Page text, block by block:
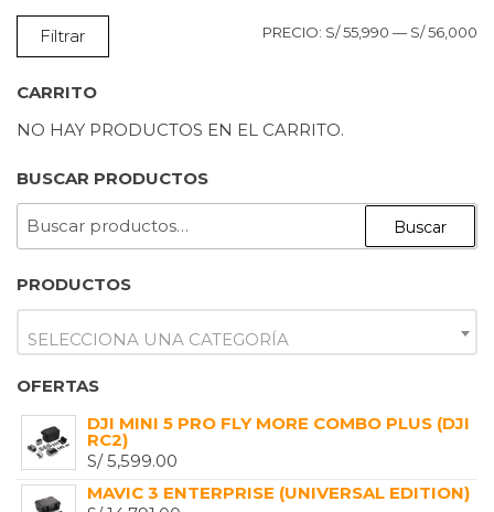
Filtrar PRECIO: S/ 55,990 — S/ 56,000
CARRITO
NO HAY PRODUCTOS EN EL CARRITO.
BUSCAR PRODUCTOS
Buscar
PRODUCTOS
SELECCIONA UNA CATEGORÍA
OFERTAS
DJI MINI 5 PRO FLY MORE COMBO PLUS (DJI
RC2)
S/5,599.00
MAVIC 3 ENTERPRISE (UNIVERSAL EDITION)